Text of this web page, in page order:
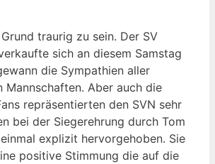
traurig zu sein. Der SV
sich an diesem Samstag
die Sympathien aller
Mannschaften. Aber auch die
repräsentierten den SVN sehr
bei der Siegerehrung durch Tom
explizit hervorgehoben. Sie
positive Stimmung die auf die